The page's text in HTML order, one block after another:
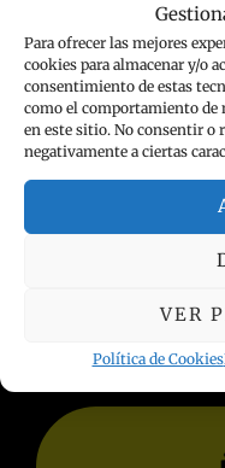
Para ofrecer las mejores
cookies para almacenar y/o
consentimiento de estas
como el comportamiento de
en este sitio. No consentir o
negativamente a ciertas
VER
Política de Cookies
INFORMACIÓN
Términos y condiciones
Aviso Legal